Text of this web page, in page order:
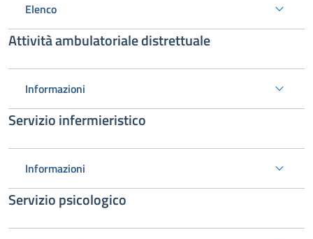
Elenco
Attività ambulatoriale distrettuale
Informazioni
Servizio infermieristico
Informazioni
Servizio psicologico